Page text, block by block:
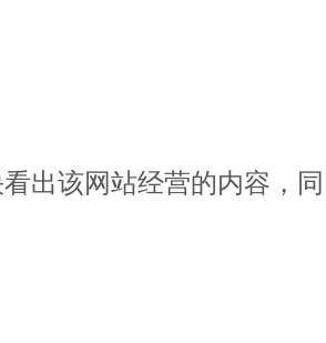
出该网站经营的内容，同